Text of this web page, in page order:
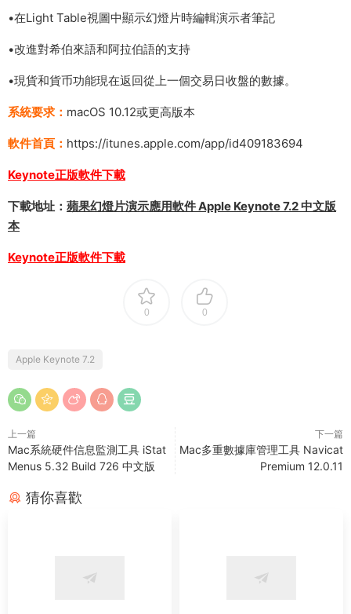
•在Light Table視圖中顯示幻燈片時編輯演示者筆記
•改進對希伯來語和阿拉伯語的支持
•現貨和貨币功能現在返回從上一個交易日收盤的數據。
系統要求： macOS 10.12或更高版本
軟件首頁： https://itunes.apple.com/app/id409183694
Keynote正版軟件下載
下載地址： 蘋果幻燈片演示應用軟件 Apple Keynote 7.2 中文版
本
Keynote正版軟件下載
0 0
Apple Keynote 7.2
上一篇
Mac系統硬件信息監測工具 iStat
Menus 5.32 Build 726 中文版
下一篇
Mac多重數據庫管理工具 Navicat
Premium 12.0.11
猜你喜歡